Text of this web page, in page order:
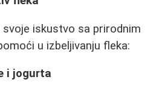
svoje iskustvo sa prirodnim
u izbeljivanju fleka:
i jogurta